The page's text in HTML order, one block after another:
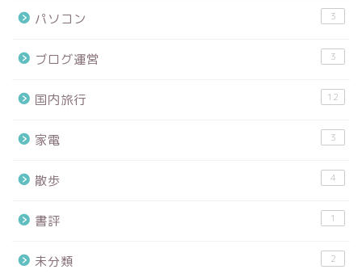
パソコン 3
ブログ運営 3
国内旅行 12
家電 3
散歩 4
書評 1
未分類 2